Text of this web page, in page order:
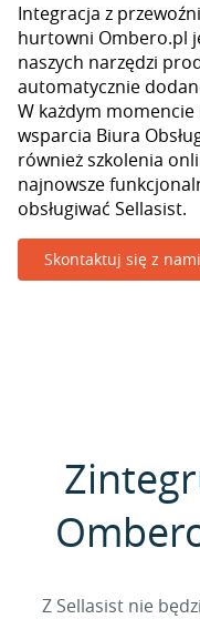
Integracja z
hurtowni Ombero.pl
naszych narzędzi
automatycznie
W każdym
wsparcia Biura
również szkolenia
najnowsze
obsługiwać Sellasist.
Skontaktuj się z
Z Sellasist nie